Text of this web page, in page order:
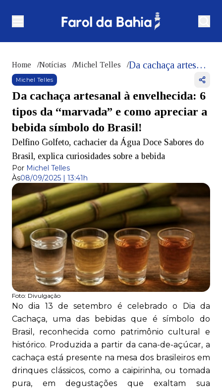
Home /Notícias /Michel Telles / Da cachaça artesanal à envelhecida: 6 tipos da “marvada” e como apreciar a bebida símbolo do Brasil!
Michel Telles
Da cachaça artesanal à envelhecida: 6
tipos da “marvada” e como apreciar a
bebida símbolo do Brasil!
Delfino Golfeto, cachacier da Água Doce Sabores do
Brasil, explica curiosidades sobre a bebida
Por Michel Telles
Às08/09/2025 | 13:41h
Foto: Divulgação
No dia 13 de setembro é celebrado o Dia da
Cachaça, uma das bebidas que é símbolo do
Brasil, reconhecida como patrimônio cultural e
histórico. Produzida a partir da cana-de-açúcar, a
cachaça está presente na mesa dos brasileiros em
drinques clássicos, como a caipirinha, ou tomada
pura, em degustações que exaltam sua